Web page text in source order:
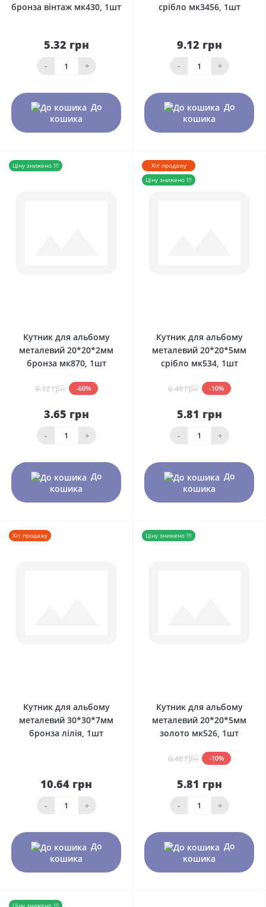
бронза вінтаж мк430, 1шт
5.32 грн
- +
До
кошика
срібло мк3456, 1шт
9.12 грн
- +
До
кошика
Ціну знижено !!!
Кутник для альбому
металевий 20*20*2мм
бронза мк870, 1шт
9.12 грн -60%
3.65 грн
- +
До
кошика
Хіт продажу
Ціну знижено !!!
Кутник для альбому
металевий 20*20*5мм
срібло мк534, 1шт
6.46 грн -10%
5.81 грн
- +
До
кошика
Хіт продажу
Кутник для альбому
металевий 30*30*7мм
бронза лілія, 1шт
10.64 грн
- +
До
кошика
Ціну знижено !!!
Кутник для альбому
металевий 20*20*5мм
золото мк526, 1шт
6.46 грн -10%
5.81 грн
- +
До
кошика
Ціну знижено !!!